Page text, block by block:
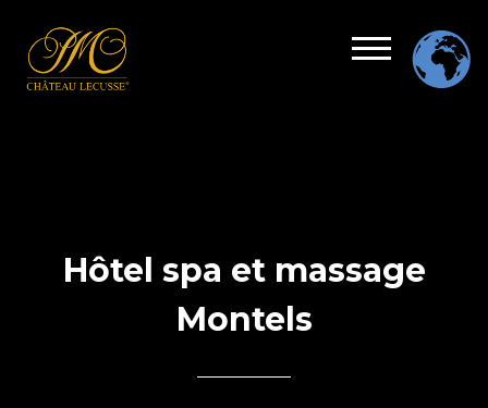
Hôtel spa et massage
Montels